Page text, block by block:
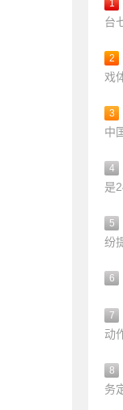
1
台
2
戏
3
中
4
是
5
纷
6
7
动
8
务